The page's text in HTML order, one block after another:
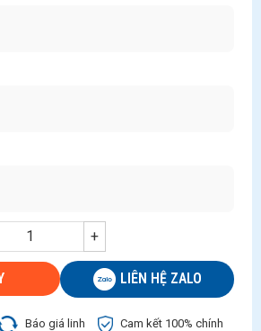
+
LIÊN HỆ ZALO
Báo giá linh
Cam kết 100% chính